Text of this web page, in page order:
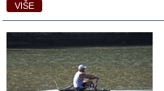
VIŠE